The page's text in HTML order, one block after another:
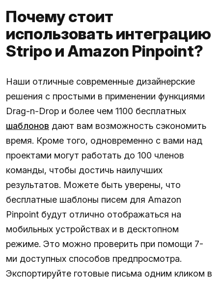
Почему стоит
использовать интеграцию
Stripo и Amazon Pinpoint?
Наши отличные современные дизайнерские
решения с простыми в применении функциями
Drag-n-Drop и более чем 1100 бесплатных
шаблонов дают вам возможность сэкономить
время. Кроме того, одновременно с вами над
проектами могут работать до 100 членов
команды, чтобы достичь наилучших
результатов. Можете быть уверены, что
бесплатные шаблоны писем для Amazon
Pinpoint будут отлично отображаться на
мобильных устройствах и в десктопном
режиме. Это можно проверить при помощи 7-
ми доступных способов предпросмотра.
Экспортируйте готовые письма одним кликом в